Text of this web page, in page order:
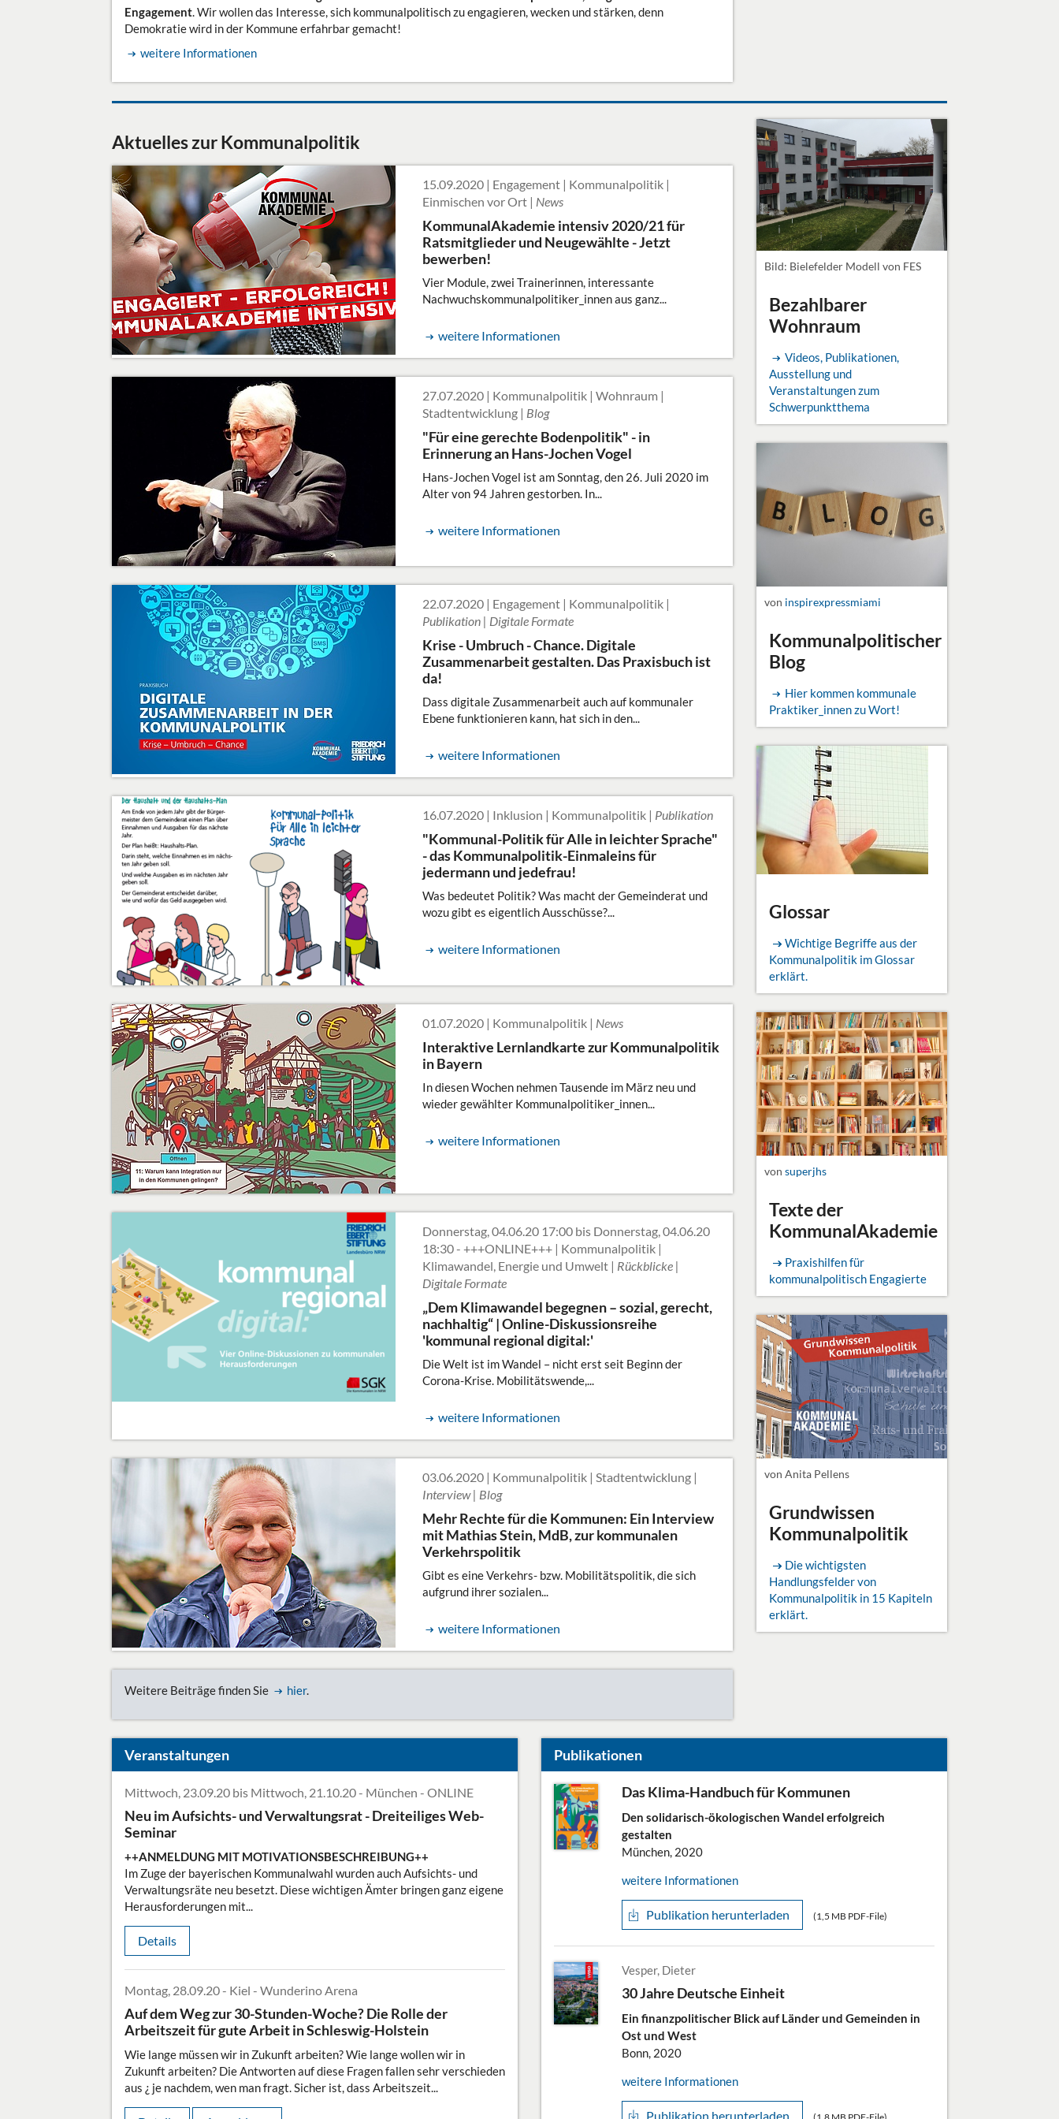
Engagement. Wir wollen das Interesse, sich kommunalpolitisch zu engagieren, wecken und stärken, denn
Demokratie wird in der Kommune erfahrbar gemacht!
weitere Informationen
Aktuelles zur Kommunalpolitik
15.09.2020 | Engagement | Kommunalpolitik |
Einmischen vor Ort | News
KommunalAkademie intensiv 2020/21 für
Ratsmitglieder und Neugewählte - Jetzt
bewerben!
Vier Module, zwei Trainerinnen, interessante
Nachwuchskommunalpolitiker_innen aus ganz...
weitere Informationen
27.07.2020 | Kommunalpolitik | Wohnraum |
Stadtentwicklung | Blog
"Für eine gerechte Bodenpolitik" - in
Erinnerung an Hans-Jochen Vogel
Hans-Jochen Vogel ist am Sonntag, den 26. Juli 2020 im
Alter von 94 Jahren gestorben. In...
weitere Informationen
22.07.2020 | Engagement | Kommunalpolitik |
Publikation | Digitale Formate
Krise - Umbruch - Chance. Digitale
Zusammenarbeit gestalten. Das Praxisbuch ist
da!
Dass digitale Zusammenarbeit auch auf kommunaler
Ebene funktionieren kann, hat sich in den...
weitere Informationen
16.07.2020 | Inklusion | Kommunalpolitik | Publikation
"Kommunal-Politik für Alle in leichter Sprache"
- das Kommunalpolitik-Einmaleins für
jedermann und jedefrau!
Was bedeutet Politik? Was macht der Gemeinderat und
wozu gibt es eigentlich Ausschüsse?...
weitere Informationen
01.07.2020 | Kommunalpolitik | News
Interaktive Lernlandkarte zur Kommunalpolitik
in Bayern
In diesen Wochen nehmen Tausende im März neu und
wieder gewählter Kommunalpolitiker_innen...
weitere Informationen
Donnerstag, 04.06.20 17:00 bis Donnerstag, 04.06.20
18:30 - +++ONLINE+++ | Kommunalpolitik |
Klimawandel, Energie und Umwelt | Rückblicke |
Digitale Formate
„Dem Klimawandel begegnen – sozial, gerecht,
nachhaltig“ | Online-Diskussionsreihe
'kommunal regional digital:'
Die Welt ist im Wandel – nicht erst seit Beginn der
Corona-Krise. Mobilitätswende,...
weitere Informationen
03.06.2020 | Kommunalpolitik | Stadtentwicklung |
Interview | Blog
Mehr Rechte für die Kommunen: Ein Interview
mit Mathias Stein, MdB, zur kommunalen
Verkehrspolitik
Gibt es eine Verkehrs- bzw. Mobilitätspolitik, die sich
aufgrund ihrer sozialen...
weitere Informationen
Weitere Beiträge finden Sie hier.
Bild: Bielefelder Modell von FES
Bezahlbarer
Wohnraum
Videos, Publikationen,
Ausstellung und
Veranstaltungen zum
Schwerpunktthema
von inspirexpressmiami
Kommunalpolitischer
Blog
Hier kommen kommunale
Praktiker_innen zu Wort!
Glossar
Wichtige Begriffe aus der
Kommunalpolitik im Glossar
erklärt.
von superjhs
Texte der
KommunalAkademie
Praxishilfen für
kommunalpolitisch Engagierte
von Anita Pellens
Grundwissen
Kommunalpolitik
Die wichtigsten
Handlungsfelder von
Kommunalpolitik in 15 Kapiteln
erklärt.
Veranstaltungen
Mittwoch, 23.09.20 bis Mittwoch, 21.10.20 - München - ONLINE
Neu im Aufsichts- und Verwaltungsrat - Dreiteiliges Web-
Seminar
++ANMELDUNG MIT MOTIVATIONSBESCHREIBUNG++
Im Zuge der bayerischen Kommunalwahl wurden auch Aufsichts- und
Verwaltungsräte neu besetzt. Diese wichtigen Ämter bringen ganz eigene
Herausforderungen mit...
Details
Montag, 28.09.20 - Kiel - Wunderino Arena
Auf dem Weg zur 30-Stunden-Woche? Die Rolle der
Arbeitszeit für gute Arbeit in Schleswig-Holstein
Wie lange müssen wir in Zukunft arbeiten? Wie lange wollen wir in
Zukunft arbeiten? Die Antworten auf diese Fragen fallen sehr verschieden
aus ¿ je nachdem, wen man fragt. Sicher ist, dass Arbeitszeit...
Publikationen
Das Klima-Handbuch für Kommunen
Den solidarisch-ökologischen Wandel erfolgreich
gestalten
München, 2020
weitere Informationen
Publikation herunterladen (1,5 MB PDF-File)
Vesper, Dieter
30 Jahre Deutsche Einheit
Ein finanzpolitischer Blick auf Länder und Gemeinden in
Ost und West
Bonn, 2020
weitere Informationen
Publikation herunterladen